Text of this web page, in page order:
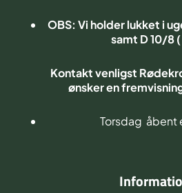
OBS: Vi holder lukket i
samt D 10/8
Kontakt venligst
ønsker en
Torsdag åbent